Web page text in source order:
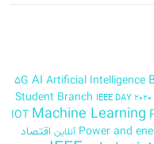
5G AI Artificial Intelligence
Student Branch IEEE DAY 2020
IOT Machine Learning
Power and آنلاین اقتصاد